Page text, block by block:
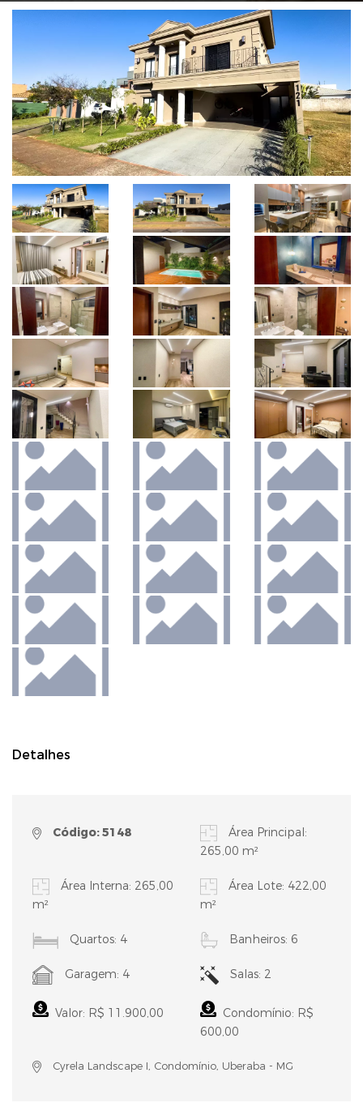
Detalhes
Código: 5148
Área Principal:
265,00 m²
Área Interna: 265,00
m²
Área Lote: 422,00
m²
Quartos: 4 Banheiros: 6
Garagem: 4 Salas: 2
Valor: R$ 11.900,00
Condomínio: R$
600,00
Cyrela Landscape I, Condomínio, Uberaba - MG